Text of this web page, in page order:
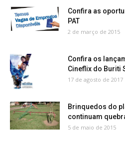
Confira as
PAT
2 de março de 2015
Confira os
Cineflix do Buriti
17 de agosto de 2017
Brinquedos do
continuam
5 de maio de 2015